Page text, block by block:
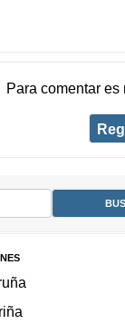
Para comentar es